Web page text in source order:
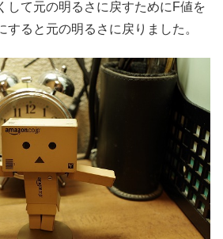
して元の明るさに戻すためにF値を
すると元の明るさに戻りました。